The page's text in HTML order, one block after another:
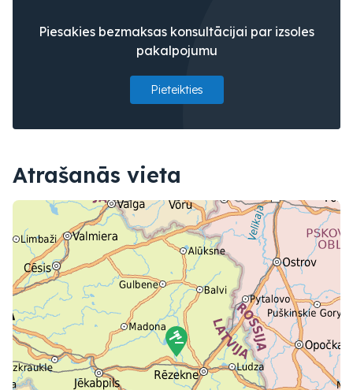
Piesakies bezmaksas konsultācijai par izsoles
pakalpojumu
Pieteikties
Atrašanās vieta